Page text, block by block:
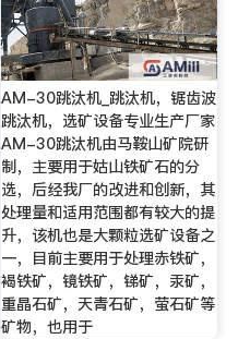
AM-30跳汰机_跳汰机，锯齿波
跳汰机，选矿设备专业生产厂家
AM-30跳汰机由马鞍山矿院研
制，主要用于姑山铁矿石的分
选，后经我厂的改进和创新，其
处理量和适用范围都有较大的提
升，该机也是大颗粒选矿设备之
一，目前主要用于处理赤铁矿，
褐铁矿，镜铁矿，锑矿，汞矿，
重晶石矿，天青石矿，萤石矿等
矿物，也用于